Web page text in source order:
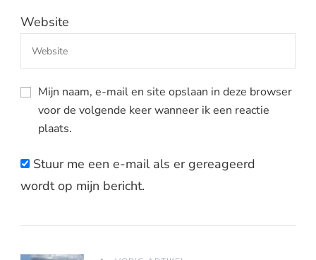
Website
Mijn naam, e-mail en site opslaan in deze browser
voor de volgende keer wanneer ik een reactie
plaats.
Stuur me een e-mail als er gereageerd
wordt op mijn bericht.